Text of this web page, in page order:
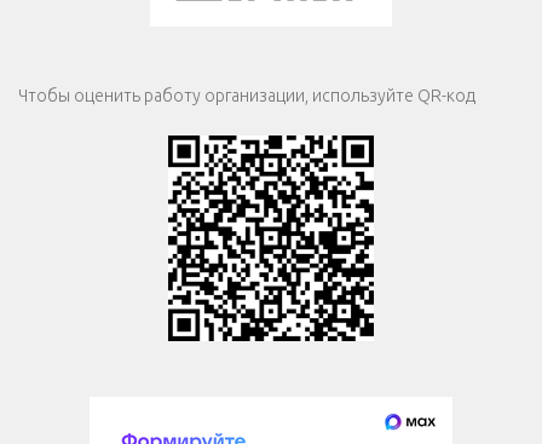
Чтобы оценить работу организации, используйте QR-код